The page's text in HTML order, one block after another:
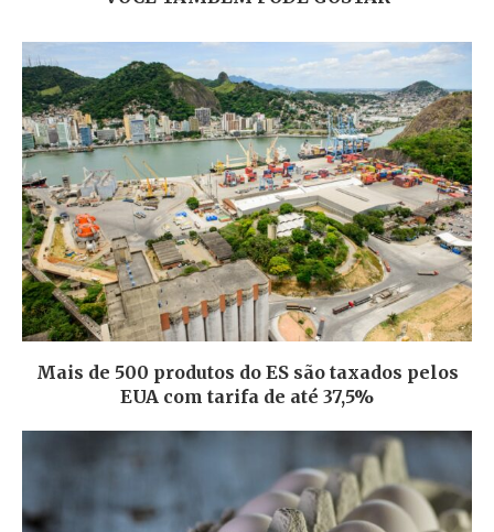
Mais de 500 produtos do ES são taxados pelos
EUA com tarifa de até 37,5%